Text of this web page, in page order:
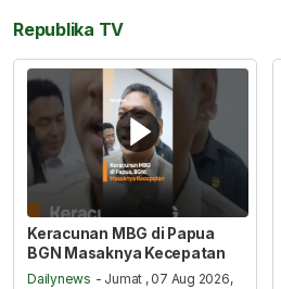
Republika TV
Keracunan MBG di Papua
BGN Masaknya Kecepatan
Dailynews - Jumat , 07 Aug 2026,